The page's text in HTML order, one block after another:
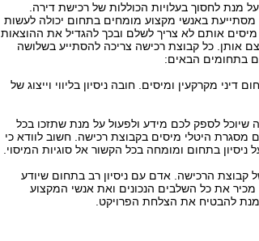
מנת לחסוך בעלויות הכוללות של רכישת דירה.
באנשי מקצוע מומחים בתחום יכולה לעשות
מיסים אותם לא צריך לשלם ובכך להגדיל את ההוצאות
אותן. כל קבוצת רכישה צריכה להסתייע בשלושה
בתחומים הבאים:
דיני מקרקעין ומיסים. חובה ניסיון בליווי וייצוג של
שיוכל לספק לכם מידע ולפעול על מנת שתזכו בכל
מסגרת היטלי מיסים בקבוצת רכישה. חשוב לוודא כי
ניסיון בתחום ומומחה בכל הקשור אל סוגיות המיסוי.
קבוצת הרכישה. אדם עם ניסיון רב בתחום שיודע
מכיר את כל השלבים הנכונים ואת אנשי המקצוע
להבטיח את הצלחת הפרויקט.